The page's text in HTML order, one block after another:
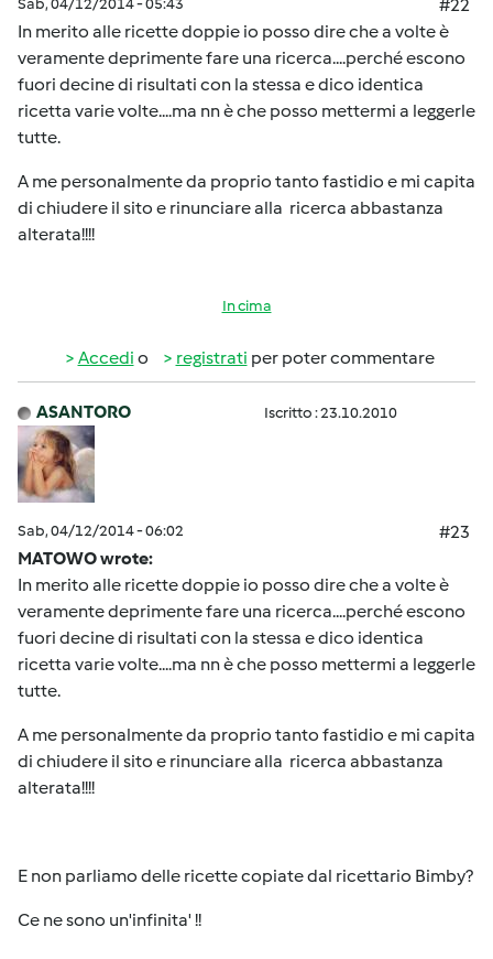
Sab, 04/12/2014 - 05:43
#22
In merito alle ricette doppie io posso dire che a volte è
veramente deprimente fare una ricerca....perché escono
fuori decine di risultati con la stessa e dico identica
ricetta varie volte....ma nn è che posso mettermi a leggerle
tutte.
A me personalmente da proprio tanto fastidio e mi capita
di chiudere il sito e rinunciare alla ricerca abbastanza
alterata!!!!
In cima
Accedi o registrati per poter commentare
ASANTORO Iscritto : 23.10.2010
Sab, 04/12/2014 - 06:02
#23
MATOWO wrote:
In merito alle ricette doppie io posso dire che a volte è
veramente deprimente fare una ricerca....perché escono
fuori decine di risultati con la stessa e dico identica
ricetta varie volte....ma nn è che posso mettermi a leggerle
tutte.
A me personalmente da proprio tanto fastidio e mi capita
di chiudere il sito e rinunciare alla ricerca abbastanza
alterata!!!!
E non parliamo delle ricette copiate dal ricettario Bimby?
Ce ne sono un'infinita' !!